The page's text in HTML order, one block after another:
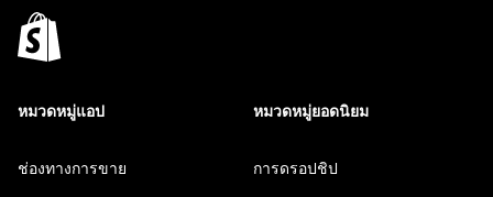
หมวดหมู่แอป
ช่องทางการขาย
หมวดหมู่ยอดนิยม
การดรอปชิป